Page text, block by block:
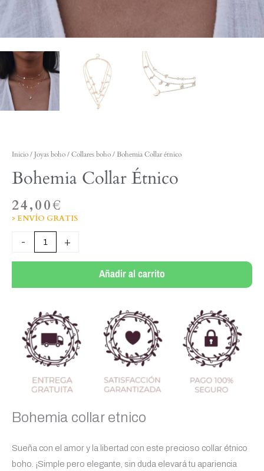
Inicio/Joyas boho/Collares boho/ Bohemia Collar étnico
Bohemia Collar Étnico
24,00€
> ENVÍO GRATIS
-
Bohemia
cantidad
+
Añadir al carrito
Bohemia collar etnico
Sueña con el amor y la libertad con este precioso collar étnico
boho. ¡Simple pero elegante, sin duda elevará tu apariencia